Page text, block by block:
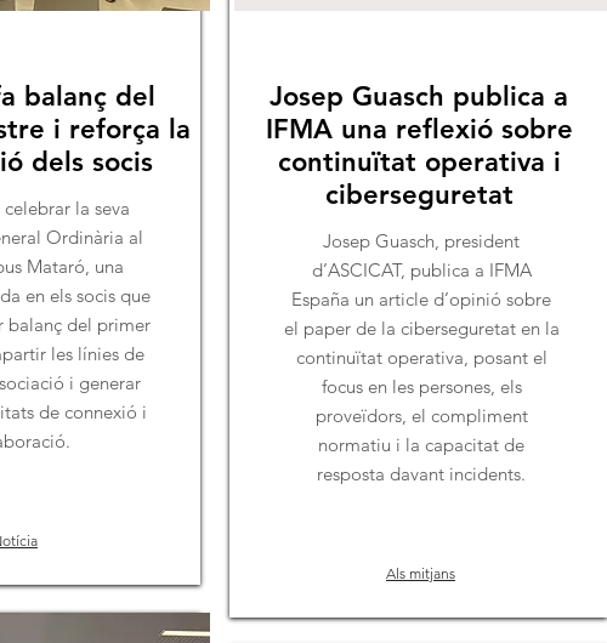
balanç del
i reforça la
dels socis
la seva
Ordinària al
Mataró, una
en els socis que
balanç del primer
les línies de
i generar
de connexió i
Josep Guasch publica a
IFMA una reflexió sobre
continuïtat operativa i
ciberseguretat
Josep Guasch, president
d’ASCICAT, publica a IFMA
España un article d’opinió sobre
el paper de la ciberseguretat en la
continuïtat operativa, posant el
focus en les persones, els
proveïdors, el compliment
normatiu i la capacitat de
resposta davant incidents.
Als mitjans